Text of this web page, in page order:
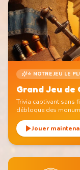
⭐ NOTRE JEU LE
Grand Jeu
Trivia captivant sans
débloque des
Jouer